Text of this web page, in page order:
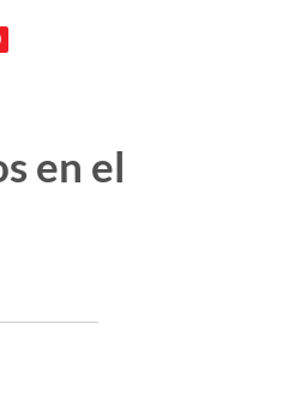
en el